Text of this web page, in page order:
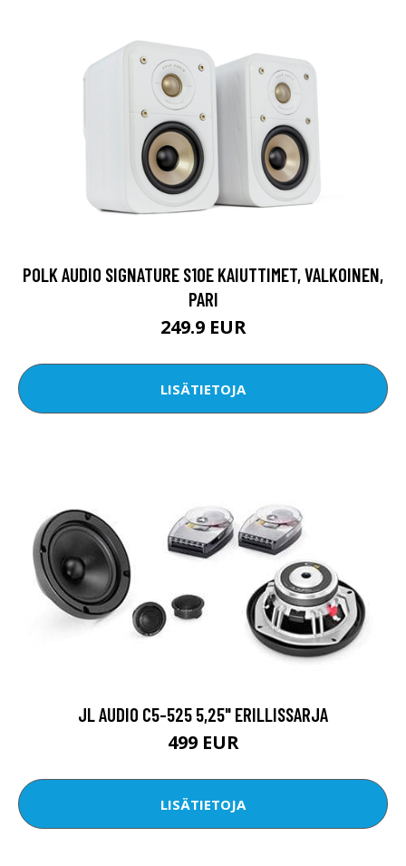
POLK AUDIO SIGNATURE S10E KAIUTTIMET, VALKOINEN,
PARI
249.9 EUR
LISÄTIETOJA
JL AUDIO C5-525 5,25" ERILLISSARJA
499 EUR
LISÄTIETOJA